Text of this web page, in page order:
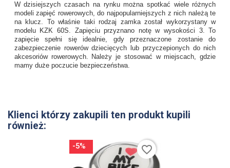
W dzisiejszych czasach na rynku można spotkać wiele różnych
modeli zapięć rowerowych, do najpopularniejszych z nich należą te
na klucz. To właśnie taki rodzaj zamka został wykorzystany w
modelu KZK 60S. Zapięciu przyznano notę w wysokości 3. To
zapięcie spełni się idealnie, gdy przeznaczone zostanie do
zabezpieczenie rowerów dziecięcych lub przyczepionych do nich
akcesoriów rowerowych. Należy je stosować w miejscach, gdzie
mamy duże poczucie bezpieczeństwa.
Klienci którzy zakupili ten produkt kupili
również:
-5% favorite_border